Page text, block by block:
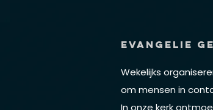
Evangelie
Wekelijks
om mensen in
In onze kerk